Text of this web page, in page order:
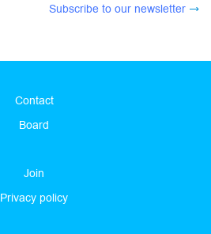
Subscribe to our newsletter
Contact
Board
Join
Privacy policy